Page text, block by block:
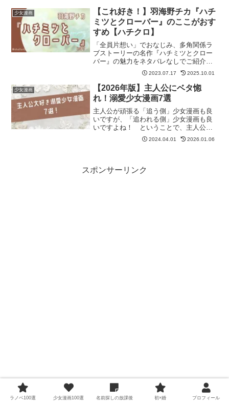
少女漫画
【これ好き！】羽海野チカ『ハチ
ミツとクローバー』のここがおす
すめ【ハチクロ】
「全員片想い」でおなじみ、多角関係ラ
ブストーリーの名作『ハチミツとクロー
バー』の魅力をネタバレなしでご紹介し
ます！ 記事の最後には「ハチクロ」が
気に入った方におすすめの作品も紹介し
ています。
2023.07.17 2025.10.01
少女漫画
【2026年版】主人公にベタ惚
れ！溺愛少女漫画7選
主人公が頑張る「追う側」少女漫画も良
いですが、「追われる側」少女漫画も良
いですよね！ ということで、主人公に
ベタ惚れなイケメンたちの溺愛系少女漫
画を7作品紹介します。
2024.04.01 2026.01.06
スポンサーリンク
ラノベ100選 少女漫画100選 名前探しの放課後 初×婚 プロフィール